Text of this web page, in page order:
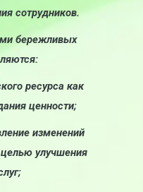
сотрудников.
бережливых
ресурса как
ценности;
изменений
улучшения